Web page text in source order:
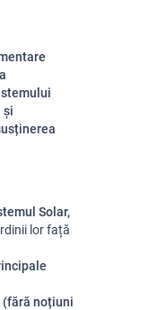
și
Solar,
lor față
noțiuni